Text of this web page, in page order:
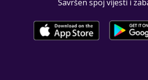
Savršen spoj vijesti i